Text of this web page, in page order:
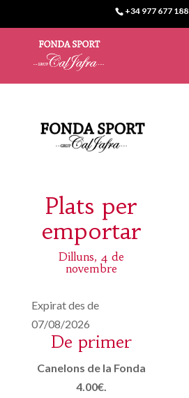
+34 977 677 188
Plats per
emportar
Dilluns, 4 de
novembre
Expirat des de
07/08/2026
De primer
Canelons de la Fonda
4.00€.